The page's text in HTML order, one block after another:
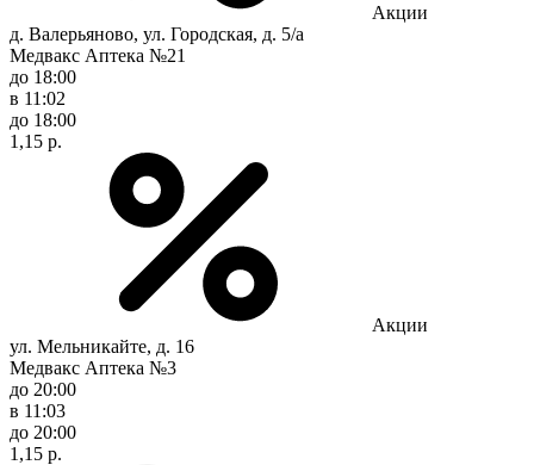
Акции
д. Валерьяново, ул. Городская, д. 5/а
Медвакс Аптека №21
до 18:00
в 11:02
до 18:00
1,15 р.
Акции
ул. Мельникайте, д. 16
Медвакс Аптека №3
до 20:00
в 11:03
до 20:00
1,15 р.